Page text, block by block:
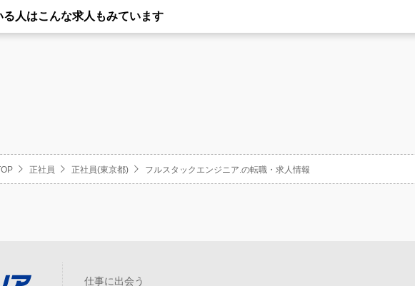
る人はこんな求人もみています
正社員 正社員(東京都) フルスタックエンジニア.の転職・求人情報
仕事に出会う